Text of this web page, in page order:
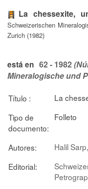
La chessexite,
Schweizerischen
Zurich (1982)
está en 62 - 1982
Mineralogische und
Título :
La
Tipo de
documento:
Folleto
Autores: Halil Sarp
Editorial: